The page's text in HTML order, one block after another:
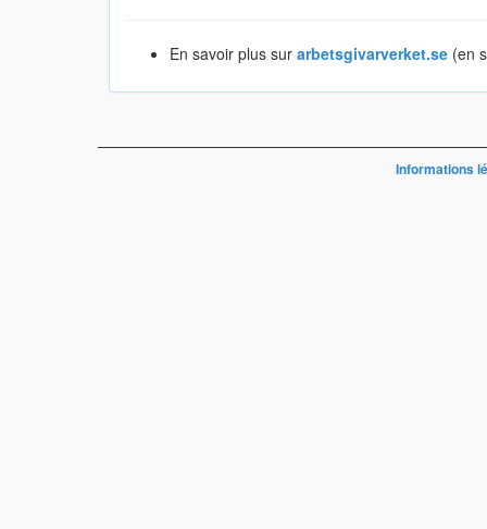
En savoir plus sur arbetsgivarverket.se (en
Informations